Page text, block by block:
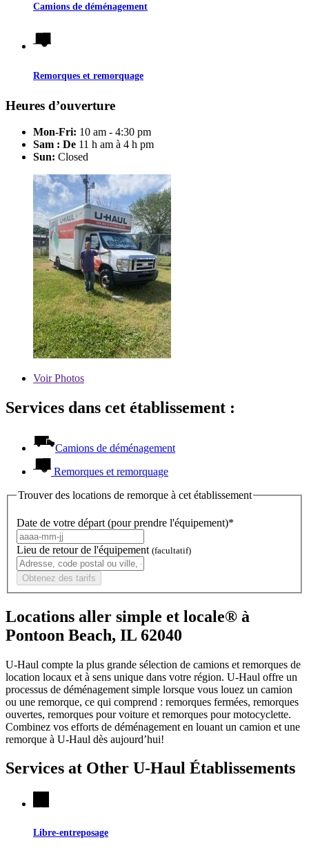
Camions de déménagement
Remorques et remorquage
Heures d’ouverture
Mon-Fri: 10 am - 4:30 pm
Sam : De 11 h am à 4 h pm
Sun: Closed
VoirPhotos
Services dans cet établissement :
Camions de déménagement
Remorques et remorquage
Trouver des locations de remorque à cet établissement
Date de votre départ (pour prendre l'équipement)*
Lieu de retour de l'équipement (facultatif)
Obtenez des tarifs
Locations aller simple et locale® à
Pontoon Beach, IL 62040
U-Haul compte la plus grande sélection de camions et remorques de
location locaux et à sens unique dans votre région. U-Haul offre un
processus de déménagement simple lorsque vous louez un camion
ou une remorque, ce qui comprend : remorques fermées, remorques
ouvertes, remorques pour voiture et remorques pour motocyclette.
Combinez vos efforts de déménagement en louant un camion et une
remorque à U-Haul dès aujourd’hui!
Services at Other U-Haul Établissements
Libre-entreposage